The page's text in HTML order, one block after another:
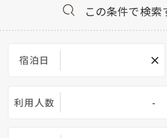
この条件で検索
宿泊日 ×
利用人数 -